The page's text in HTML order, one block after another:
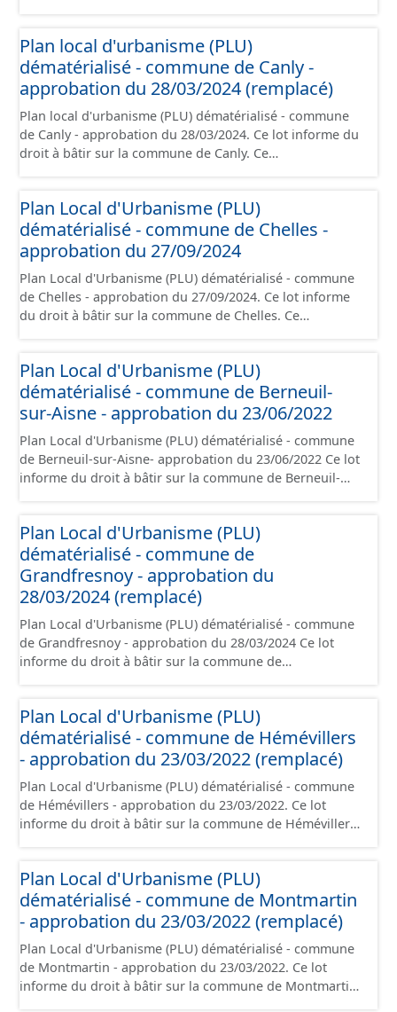
contient les pièces administratives, le rapport de
présentation, le PADD, le règlement (à l'exception des
plans de zonages), les annexes, les orientations
d'aménagement et les données géographiques. Malgré
l'attention portée à la création de ces données, il est
rappelé que seuls les documents papier font foi et sont
opposables d'un point de vue juridique.
Plan local d'urbanisme (PLU)
dématérialisé - commune de Canly -
approbation du 28/03/2024 (remplacé)
Plan local d'urbanisme (PLU) dématérialisé - commune
de Canly - approbation du 28/03/2024. Ce lot informe du
droit à bâtir sur la commune de Canly. Ce
administratives, le rapport de présentation, le PADD, le
règlement, les annexes, les orientations d'aménagement
et les données géographiques. Malgré l'attention portée
à la création de ces données, il est rappelé que seuls les
documents papier font foi et sont opposables d'un point
de vue juridique.
Plan Local d'Urbanisme (PLU)
dématérialisé - commune de Chelles -
approbation du 27/09/2024
Plan Local d'Urbanisme (PLU) dématérialisé - commune
de Chelles - approbation du 27/09/2024. Ce lot informe
du droit à bâtir sur la commune de Chelles. Ce
administratives, le rapport de présentation, le PADD, le
règlement (à l'exception des plans de zonages), les
annexes, les orientations d'aménagement et les données
de ces données, il est rappelé que seuls les documents
papier font foi et sont opposables d'un point de vue
juridique.
Plan Local d'Urbanisme (PLU)
dématérialisé - commune de Berneuil-
sur-Aisne - approbation du 23/06/2022
Plan Local d'Urbanisme (PLU) dématérialisé - commune
de Berneuil-sur-Aisne- approbation du 23/06/2022 Ce lot
informe du droit à bâtir sur la commune de Berneuil-
contient les pièces administratives, le rapport de
présentation, le PADD, le règlement (à l'exception des
plans de zonages), les annexes, les orientations
d'aménagement et les données géographiques. Malgré
l'attention portée à la création de ces données, il est
rappelé que seuls les documents papier font foi et sont
opposables d'un point de vue juridique.
Plan Local d'Urbanisme (PLU)
dématérialisé - commune de
Grandfresnoy - approbation du
28/03/2024 (remplacé)
Plan Local d'Urbanisme (PLU) dématérialisé - commune
de Grandfresnoy - approbation du 28/03/2024 Ce lot
informe du droit à bâtir sur la commune de
contient les pièces administratives, le rapport de
présentation, le PADD, le règlement (à l'exception des
plans de zonages), les annexes, les orientations
d'aménagement et les données géographiques. Malgré
l'attention portée à la création de ces données, il est
rappelé que seuls les documents papier font foi et sont
opposables d'un point de vue juridique.
Plan Local d'Urbanisme (PLU)
dématérialisé - commune de Hémévillers
- approbation du 23/03/2022 (remplacé)
Plan Local d'Urbanisme (PLU) dématérialisé - commune
de Hémévillers - approbation du 23/03/2022. Ce lot
informe du droit à bâtir sur la commune de Hémévillers.
administratives, le rapport de présentation, le PADD, le
règlement (à l'exception des plans de zonages), les
annexes, les orientations d'aménagement et les données
géographiques. Malgré l'attention portée à la création
de ces données, il est rappelé que seuls les documents
papier font foi et sont opposables d'un point de vue
juridique.
Plan Local d'Urbanisme (PLU)
dématérialisé - commune de Montmartin
- approbation du 23/03/2022 (remplacé)
Plan Local d'Urbanisme (PLU) dématérialisé - commune
de Montmartin - approbation du 23/03/2022. Ce lot
informe du droit à bâtir sur la commune de Montmartin.